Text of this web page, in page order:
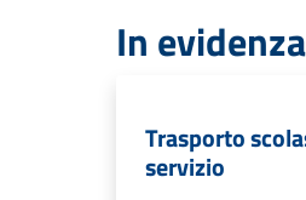
In evidenza
Trasporto
servizio